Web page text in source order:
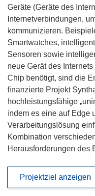
Geräte (Geräte des
Internetverbindungen,
kommunizieren.
Smartwatches,
Sensoren sowie
neue Gerät des
Chip benötigt, sind die
finanzierte Projekt
hochleistungsfähige
indem es eine auf Edge
Verarbeitungslösung
Kombination
Herausforderungen des
Projektziel anzeigen